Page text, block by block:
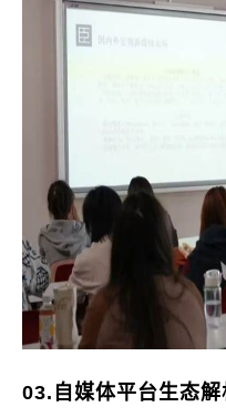
03. 自媒体平台生态